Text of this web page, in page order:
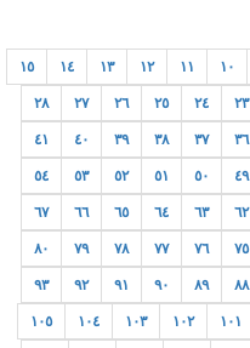
١٠ ١١ ١٢ ١٣ ١٤ ١٥
٢٣ ٢٤ ٢٥ ٢٦ ٢٧ ٢٨
٣٦ ٣٧ ٣٨ ٣٩ ٤٠ ٤١
٤٩ ٥٠ ٥١ ٥٢ ٥٣ ٥٤
٦٢ ٦٣ ٦٤ ٦٥ ٦٦ ٦٧
٧٥ ٧٦ ٧٧ ٧٨ ٧٩ ٨٠
٨٨ ٨٩ ٩٠ ٩١ ٩٢ ٩٣
١٠١ ١٠٢ ١٠٣ ١٠٤ ١٠٥